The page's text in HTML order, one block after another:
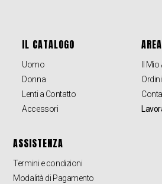
IL CATALOGO
Uomo
Donna
Lenti a Contatto
Accessori
Il
Ordini
ASSISTENZA
Termini e condizioni
Modalità di Pagamento